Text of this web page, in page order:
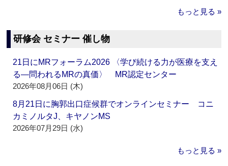
もっと見る »
研修会 セミナー 催し物
21日にMRフォーラム2026 〈学び続ける力が医療を支え
る―問われるMRの真価〉 MR認定センター
2026年08月06日 (木)
8月21日に胸郭出口症候群でオンラインセミナー コニ
カミノルタJ、キヤノンMS
2026年07月29日 (水)
もっと見る »